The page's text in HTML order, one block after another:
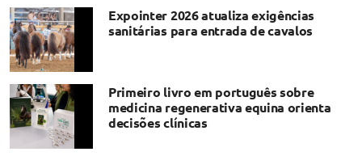
Expointer 2026 atualiza exigências
sanitárias para entrada de cavalos
Primeiro livro em português sobre
medicina regenerativa equina orienta
decisões clínicas